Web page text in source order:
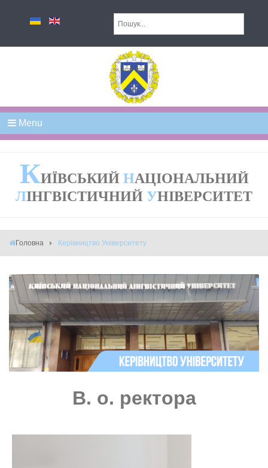
Menu
КИЇВСЬКИЙ НАЦІОНАЛЬНИЙ
ЛІНГВІСТИЧНИЙ УНІВЕРСИТЕТ
Головна Керівництво Університету
В. о. ректора